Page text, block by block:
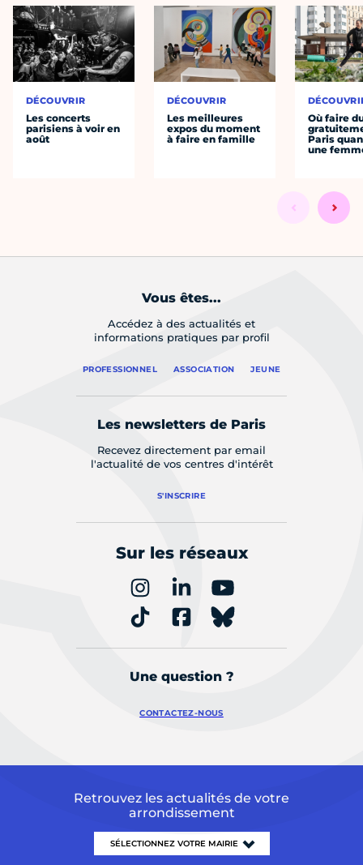
DÉCOUVRIR
Les concerts
parisiens à voir en
août
DÉCOUVRIR
Les meilleures
expos du moment
à faire en famille
Où faire
Paris
une
Vous êtes...
Accédez à des actualités et
informations pratiques par profil
PROFESSIONNEL ASSOCIATION JEUNE
Les newsletters de Paris
Recevez directement par email
l'actualité de vos centres d'intérêt
S'INSCRIRE
Sur les réseaux
Une question ?
CONTACTEZ-NOUS
Retrouvez les actualités de votre
arrondissement